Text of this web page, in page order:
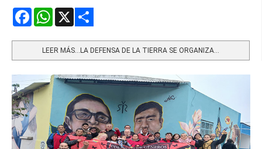
FacebookWhatsApp
LEER MÁS…LA DEFENSA DE LA TIERRA SE ORGANIZA...